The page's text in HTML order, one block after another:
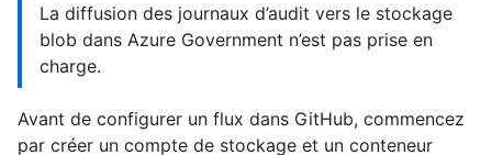
La diffusion des journaux d’audit vers le stockage
blob dans Azure Government n’est pas prise en
charge.
Avant de configurer un flux dans GitHub, commencez
par créer un compte de stockage et un conteneur